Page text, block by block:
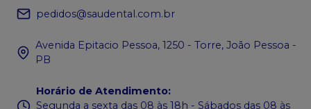
pedidos@saudental.com.br
Avenida Epitacio Pessoa, 1250 - Torre, João Pessoa -
PB
Horário de Atendimento:
Segunda a sexta das 08 às 18h - Sábados das 08 às